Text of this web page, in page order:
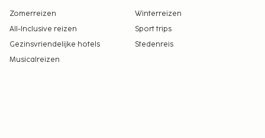
Zomerreizen
Winterreizen
All-Inclusive reizen
Sport trips
Gezinsvriendelijke hotels
Stedenreis
Musicalreizen